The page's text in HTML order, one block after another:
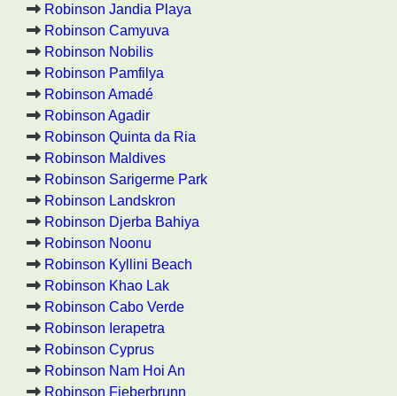
Robinson Jandia Playa
Robinson Camyuva
Robinson Nobilis
Robinson Pamfilya
Robinson Amadé
Robinson Agadir
Robinson Quinta da Ria
Robinson Maldives
Robinson Sarigerme Park
Robinson Landskron
Robinson Djerba Bahiya
Robinson Noonu
Robinson Kyllini Beach
Robinson Khao Lak
Robinson Cabo Verde
Robinson Ierapetra
Robinson Cyprus
Robinson Nam Hoi An
Robinson Fieberbrunn